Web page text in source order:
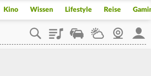
Kino Wissen Lifestyle Reise
PlaylistStaupilotWetterWebcam